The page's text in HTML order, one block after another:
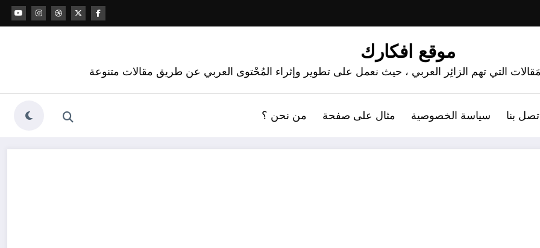
موقع افكارك
التي تهم الزائِر العربي ، حيث نعمل على تطوير وإثراء المُحْتوى العربي عن طريق مقالات متنوعة
بنا سياسة الخصوصية مثال على صفحة من نحن ؟